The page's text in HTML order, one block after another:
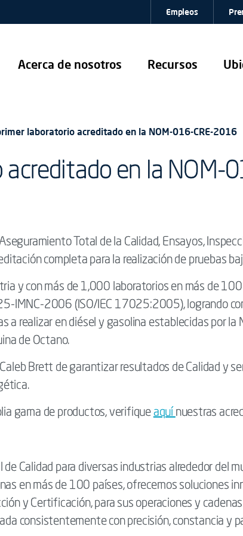
Acerca de nosotros Recursos
Empleos
laboratorio acreditado en la NOM-016-CRE-2016
en la NOM-
Total de la Calidad, Ensayos,
completa para la realización de pruebas
y con más de 1,000 laboratorios en más de
IMNC-2006 (ISO/IEC 17025:2005), logrando
a realizar en diésel y gasolina establecidas por
de Octano.
Brett de garantizar resultados de Calidad y
gama de productos, verifiqueaquí nuestras
Calidad para diversas industrias alrededor del
en más de 100 países, ofrecemos soluciones
y Certificación, para sus operaciones y
consistentemente con precisión, constancia y